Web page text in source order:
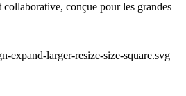
collaborative, conçue pour les grandes